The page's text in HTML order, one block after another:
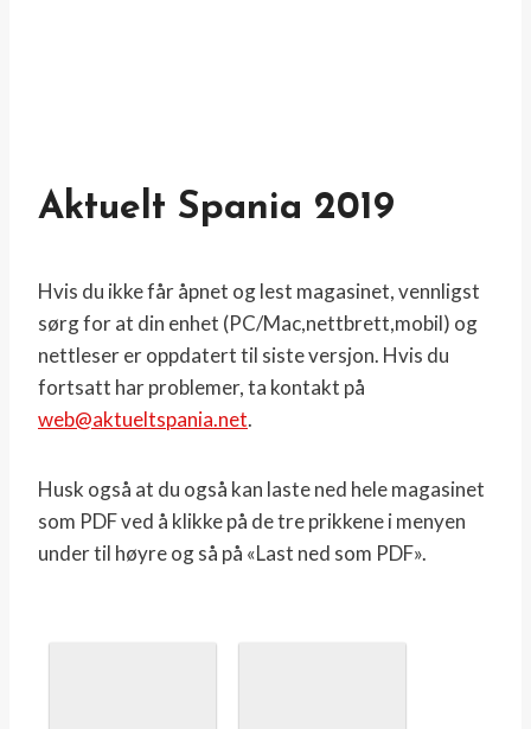
Aktuelt Spania 2019
Hvis du ikke får åpnet og lest magasinet, vennligst
sørg for at din enhet (PC/Mac,nettbrett,mobil) og
nettleser er oppdatert til siste versjon. Hvis du
fortsatt har problemer, ta kontakt på
web@aktueltspania.net.
Husk også at du også kan laste ned hele magasinet
som PDF ved å klikke på de tre prikkene i menyen
under til høyre og så på «Last ned som PDF».